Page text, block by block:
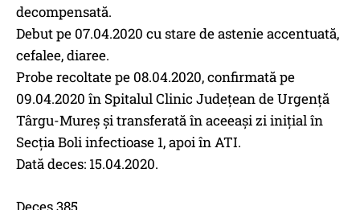
decompensată.
Debut pe 07.04.2020 cu stare de astenie accentuată,
cefalee, diaree.
Probe recoltate pe 08.04.2020, confirmată pe
09.04.2020 în Spitalul Clinic Județean de Urgență
Târgu-Mureș și transferată în aceeași zi inițial în
Secția Boli infectioase 1, apoi în ATI.
Dată deces: 15.04.2020.
Deces 385